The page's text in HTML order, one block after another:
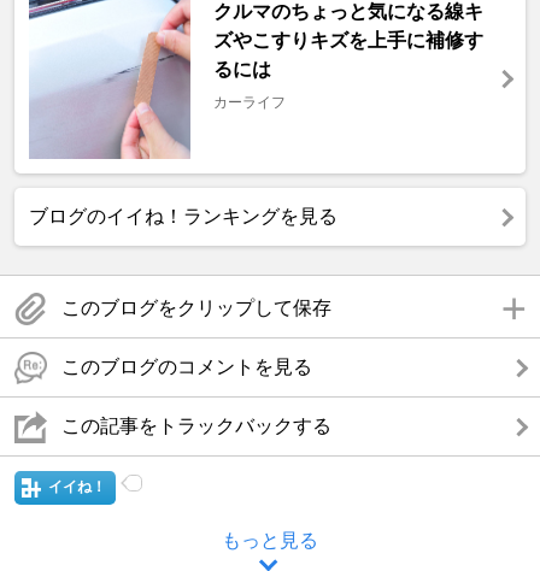
クルマのちょっと気になる線キ
ズやこすりキズを上手に補修す
るには
カーライフ
ブログのイイね！ランキングを見る
このブログをクリップして保存
このブログのコメントを見る
この記事をトラックバックする
イイね！
もっと見る